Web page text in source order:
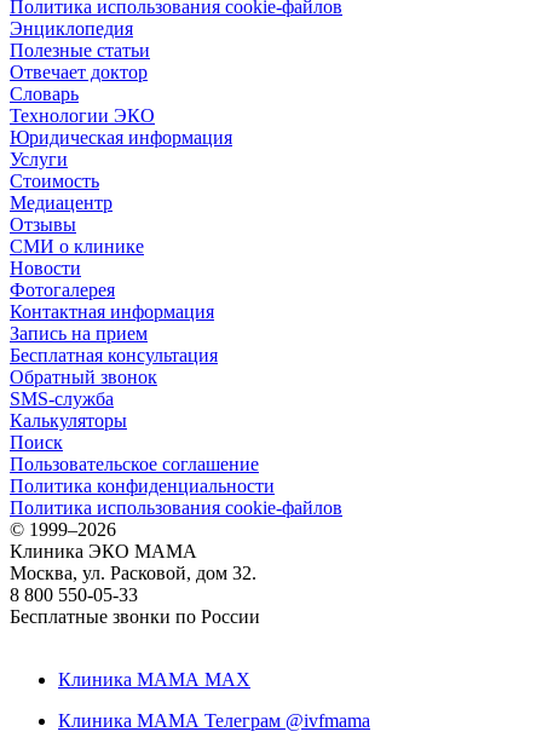
Политика использования cookie-файлов
Энциклопедия
Полезные статьи
Отвечает доктор
Словарь
Технологии ЭКО
Юридическая информация
Услуги
Стоимость
Медиацентр
Отзывы
СМИ о клинике
Новости
Фотогалерея
Контактная информация
Запись на прием
Бесплатная консультация
Обратный звонок
SMS-служба
Калькуляторы
Поиск
Пользовательское соглашение
Политика конфиденциальности
Политика использования cookie-файлов
© 1999–2026
Клиника ЭКО МАМА
Москва, ул. Расковой, дом 32.
8 800 550-05-33
Бесплатные звонки по России
Клиника МАМА MAX
Клиника МАМА Телеграм @ivfmama